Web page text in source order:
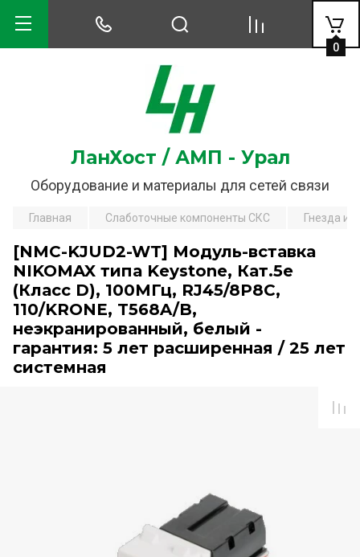
ЛанХост / АМП - Урал
Оборудование и материалы для сетей связи
0
Главная Слаботочные компоненты СКС Гнезда и
[NMC-KJUD2-WT] Модуль-вставка
NIKOMAX типа Keystone, Кат.5е
(Класс D), 100МГц, RJ45/8P8C,
110/KRONE, T568A/B,
неэкранированный, белый -
гарантия: 5 лет расширенная / 25 лет
системная